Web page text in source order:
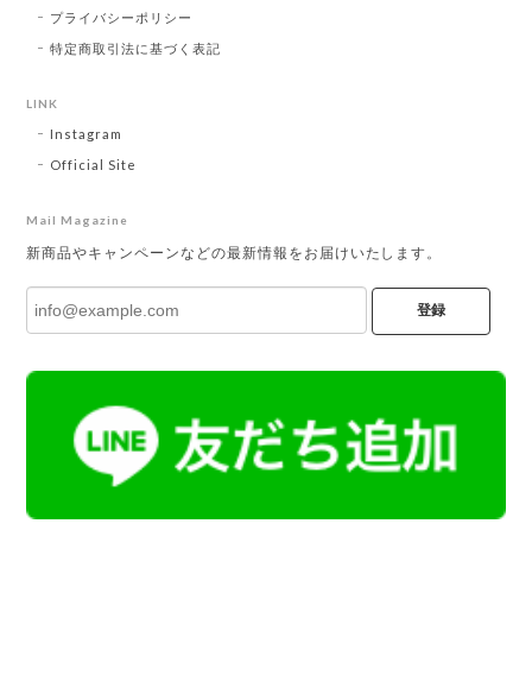
プライバシーポリシー
特定商取引法に基づく表記
LINK
Instagram
Official Site
Mail Magazine
新商品やキャンペーンなどの最新情報をお届けいたします。
登録